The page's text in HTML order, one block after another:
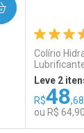
Colírio
Leve 2
R$48
ou R$